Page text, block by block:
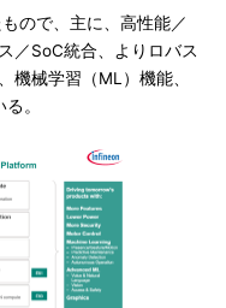
ので、主に、高性能／
／SoC統合、よりロバス
機械学習（ML）機能、
。